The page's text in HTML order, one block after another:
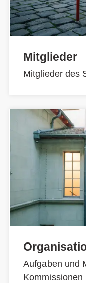
Mitglieder
Mitglieder des
Aufgaben und
Kommissionen